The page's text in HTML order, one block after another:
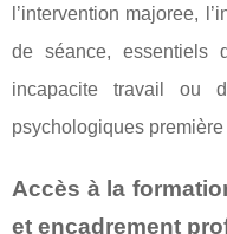
l’intervention majoree,
de séance, essentiels
incapacite travail ou
psychologiques première
Accès à la
et encadrement